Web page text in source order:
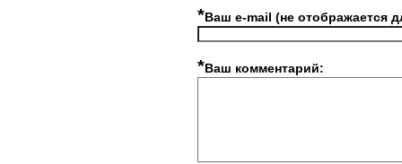
*Ваш e-mail (не отображается
*Ваш комментарий: